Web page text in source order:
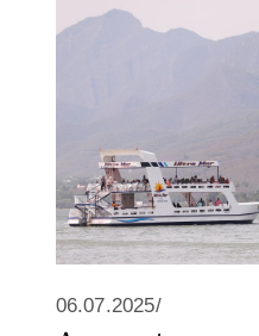
06.07.2025/